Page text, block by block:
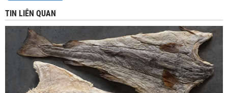
TIN LIÊN QUAN